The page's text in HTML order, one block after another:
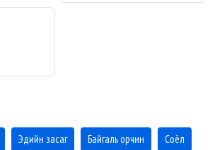
Эдийн засаг Байгаль орчин Соёл